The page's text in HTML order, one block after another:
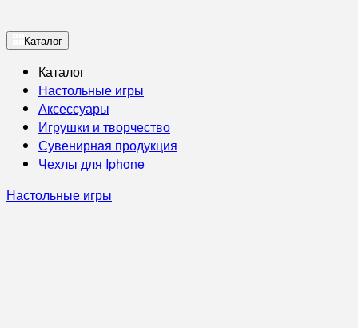
Каталог
Каталог
Настольные игры
Аксессуары
Игрушки и творчество
Сувенирная продукция
Чехлы для Iphone
Настольные игры